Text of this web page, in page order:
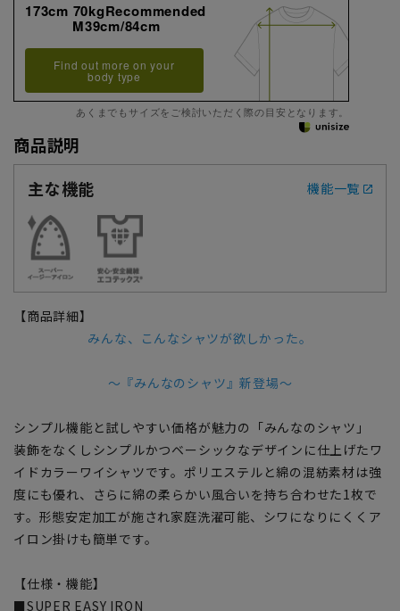
173cm 70kgRecommended
M39cm/84cm
Find out more on your
body type
あくまでもサイズをご検討いただく際の目安となります。
商品説明
主な機能
機能一覧
【商品詳細】
みんな、こんなシャツが欲しかった。
～『みんなのシャツ』新登場～
シンプル機能と試しやすい価格が魅力の「みんなのシャツ」
装飾をなくしシンプルかつベーシックなデザインに仕上げたワ
イドカラーワイシャツです。ポリエステルと綿の混紡素材は強
度にも優れ、さらに綿の柔らかい風合いを持ち合わせた1枚で
す。形態安定加工が施され家庭洗濯可能、シワになりにくくア
イロン掛けも簡単です。
【仕様・機能】
■SUPER EASY IRON